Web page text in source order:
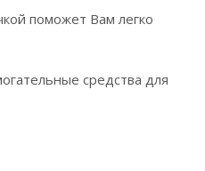
поможет Вам легко
средства для